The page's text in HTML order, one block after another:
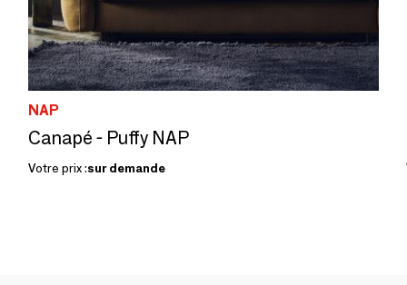
NAP
Canapé - Puffy NAP
Votre prix :sur demande